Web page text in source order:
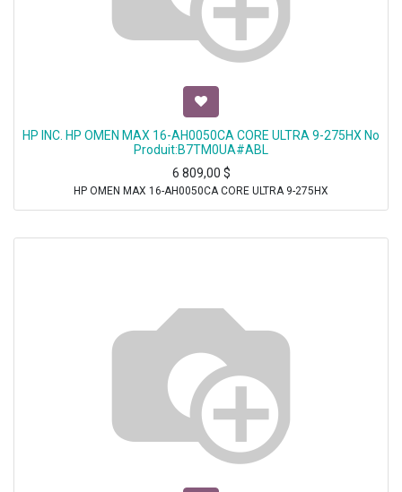
HP INC. HP OMEN MAX 16-AH0050CA CORE ULTRA 9-275HX No
Produit:B7TM0UA#ABL
6 809,00 $
HP OMEN MAX 16-AH0050CA CORE ULTRA 9-275HX